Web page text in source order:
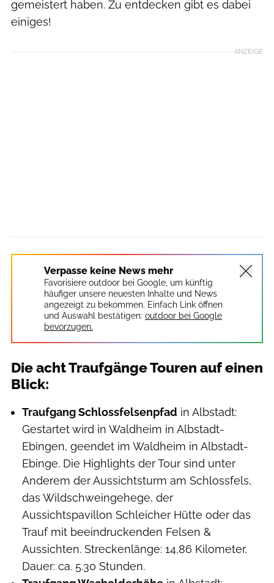
gemeistert haben. Zu entdecken gibt es dabei
einiges!
ANZEIGE
Verpasse keine News mehr
Favorisiere outdoor bei Google, um künftig
häufiger unsere neuesten Inhalte und News
angezeigt zu bekommen. Einfach Link öffnen
und Auswahl bestätigen: outdoor bei Google
bevorzugen.
Die acht Traufgänge Touren auf einen
Blick:
Traufgang Schlossfelsenpfad in Albstadt:
Gestartet wird in Waldheim in Albstadt-
Ebingen, geendet im Waldheim in Albstadt-
Ebinge. Die Highlights der Tour sind unter
Anderem der Aussichtsturm am Schlossfels,
das Wildschweingehege, der
Aussichtspavillon Schleicher Hütte oder das
Trauf mit beeindruckenden Felsen &
Aussichten. Streckenlänge: 14,86 Kilometer,
Dauer: ca. 5.30 Stunden.